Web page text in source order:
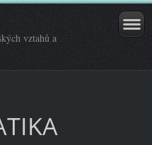
vztahů a